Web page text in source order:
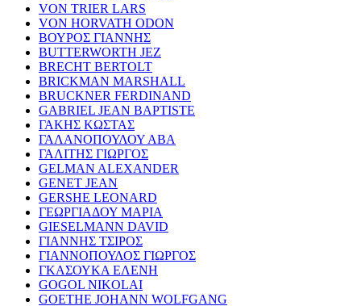
VON TRIER LARS
VON HORVATH ODON
ΒΟΥΡΟΣ ΓΙΑΝΝΗΣ
BUTTERWORTH JEZ
BRECHT BERTOLT
BRICKMAN MARSHALL
BRUCKNER FERDINAND
GABRIEL JEAN BAPTISTE
ΓΑΚΗΣ ΚΩΣΤΑΣ
ΓΑΛΑΝΟΠΟΥΛΟΥ ΑΒΑ
ΓΑΛΙΤΗΣ ΓΙΩΡΓΟΣ
GELMAN ALEXANDER
GENET JEAN
GERSHE LEONARD
ΓΕΩΡΓΙΑΔΟΥ ΜΑΡΙΑ
GIESELMANN DAVID
ΓΙΑΝΝΗΣ ΤΣΙΡΟΣ
ΓΙΑΝΝΟΠΟΥΛΟΣ ΓΙΩΡΓΟΣ
ΓΚΑΣΟΥΚΑ ΕΛΕΝΗ
GOGOL NIKOLAI
GOETHE JOHANN WOLFGANG